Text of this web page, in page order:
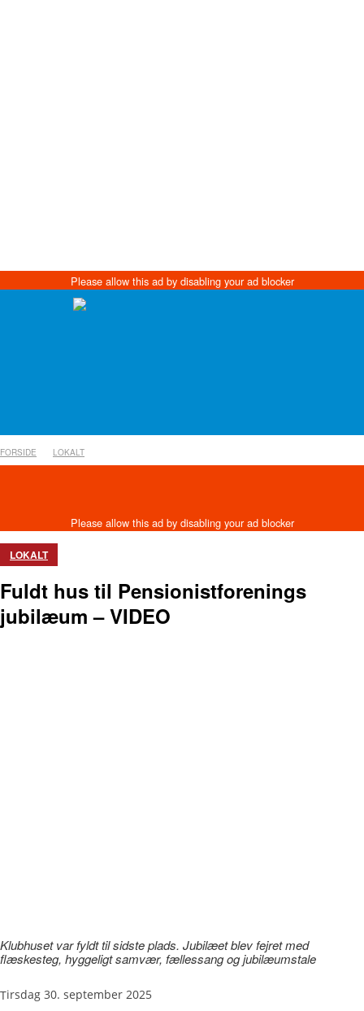
FORSIDE LOKALT
LOKALT
Fuldt hus til Pensionistforenings
jubilæum – VIDEO
Klubhuset var fyldt til sidste plads. Jubilæet blev fejret med
flæskesteg, hyggeligt samvær, fællessang og jubilæumstale
tirsdag 30. september 2025